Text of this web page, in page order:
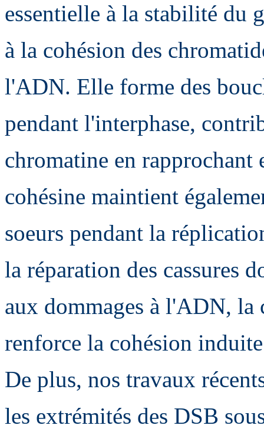
essentielle à la stabilité du
à la cohésion des
l'ADN. Elle forme des
pendant l'interphase,
chromatine en rapprochant
cohésine maintient
soeurs pendant la
la réparation des cassures
aux dommages à l'ADN, la
renforce la cohésion
De plus, nos travaux
les extrémités des DSB